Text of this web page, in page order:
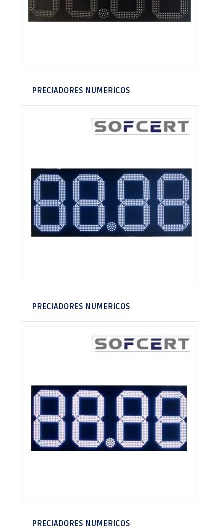
PRECIADORES NUMERICOS
PRECIADORES NUMERICOS
PRECIADORES NUMERICOS